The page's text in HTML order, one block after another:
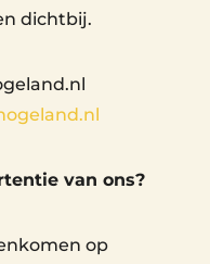
dichtbij.
van ons?
op